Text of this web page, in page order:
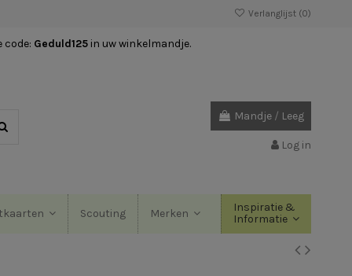
Verlanglijst (0)
code: Geduld125 in uw winkelmandje.
Mandje / Leeg
Log in
Scouting Merken
Inspiratie &
Informatie